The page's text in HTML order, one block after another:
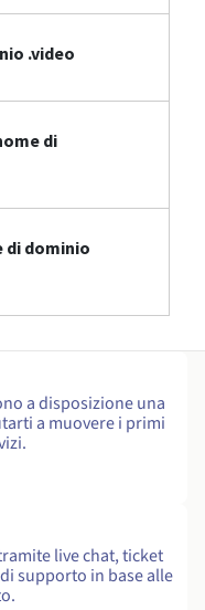
.video
di
di dominio
a disposizione una
a muovere i primi
live chat, ticket
supporto in base alle